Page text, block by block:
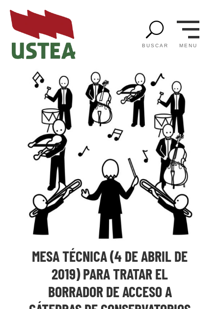
U
BUSCAR MENU
MESA TÉCNICA (4 DE ABRIL DE
2019) PARA TRATAR EL
BORRADOR DE ACCESO A